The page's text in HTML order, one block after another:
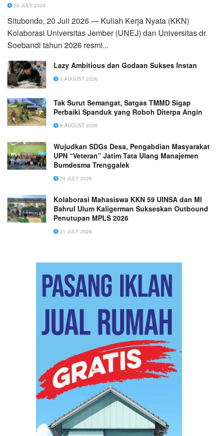
20 JULY 2026
Situbondo, 20 Juli 2026 — Kuliah Kerja Nyata (KKN)
Kolaborasi Universitas Jember (UNEJ) dan Universitas dr.
Soebandi tahun 2026 resmi...
Lazy Ambitious dan Godaan Sukses Instan
3 AUGUST 2026
Tak Surut Semangat, Satgas TMMD Sigap
Perbaiki Spanduk yang Roboh Diterpa Angin
6 AUGUST 2026
Wujudkan SDGs Desa, Pengabdian Masyarakat
UPN “Veteran” Jatim Tata Ulang Manajemen
Bumdesma Trenggalek
24 JULY 2026
Kolaborasi Mahasiswa KKN 59 UINSA dan MI
Bahrul Ulum Kaligerman Sukseskan Outbound
Penutupan MPLS 2026
31 JULY 2026